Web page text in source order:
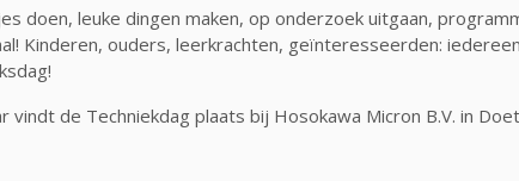
doen, leuke dingen maken, op onderzoek uitgaan,
Kinderen, ouders, leerkrachten, geïnteresseerden:
vindt de Techniekdag plaats bij Hosokawa Micron B.V. in